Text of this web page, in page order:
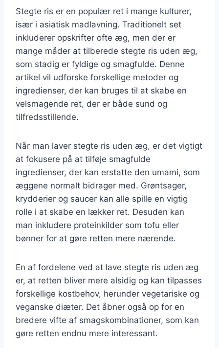
Stegte ris er en populær ret i mange kulturer,
især i asiatisk madlavning. Traditionelt set
inkluderer opskrifter ofte æg, men der er
mange måder at tilberede stegte ris uden æg,
som stadig er fyldige og smagfulde. Denne
artikel vil udforske forskellige metoder og
ingredienser, der kan bruges til at skabe en
velsmagende ret, der er både sund og
tilfredsstillende.
Når man laver stegte ris uden æg, er det vigtigt
at fokusere på at tilføje smagfulde
ingredienser, der kan erstatte den umami, som
æggene normalt bidrager med. Grøntsager,
krydderier og saucer kan alle spille en vigtig
rolle i at skabe en lækker ret. Desuden kan
man inkludere proteinkilder som tofu eller
bønner for at gøre retten mere nærende.
En af fordelene ved at lave stegte ris uden æg
er, at retten bliver mere alsidig og kan tilpasses
forskellige kostbehov, herunder vegetariske og
veganske diæter. Det åbner også op for en
bredere vifte af smagskombinationer, som kan
gøre retten endnu mere interessant.